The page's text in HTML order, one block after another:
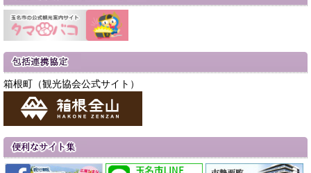
箱根町（観光協会公式サイト）